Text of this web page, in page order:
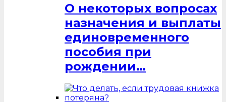
О некоторых вопросах
назначения и выплаты
единовременного
пособия при
рождении…